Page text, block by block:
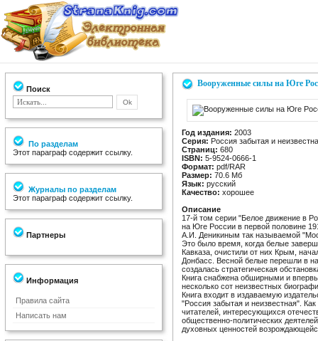
Поиск
По разделам
Этот параграф содержит ссылку.
Журналы по разделам
Этот параграф содержит ссылку.
Партнеры
Информация
Правила сайта
Написать нам
Вооруженные силы на Юге
Год издания: 2003
Серия: Россия забытая и
Страниц: 680
ISBN: 5-9524-0666-1
Формат: pdf/RAR
Размер: 70.6 Мб
Язык: русский
Качество: хорошее
Описание
17-й том серии "Белое движение в
на Юге России в первой половине
А.И. Деникиным так называемой
Это было время, когда белые
Кавказа, очистили от них Крым,
Донбасс. Весной белые перешли в
создалась стратегическая
Книга снабжена обширными и
несколько сот неизвестных
Книга входит в издаваемую
"Россия забытая и неизвестная".
читателей, интересующихся
общественно-политических
духовных ценностей